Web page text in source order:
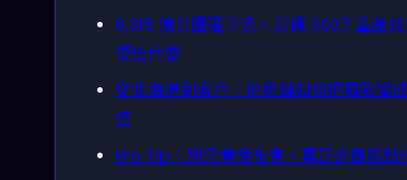
6,315 億日圓砸下去，目標 2027 量產
撐住什麼
從北海道到客戶：供應鏈如何把風險變
控
Pro Tip：別只看發布會，真正的風險點